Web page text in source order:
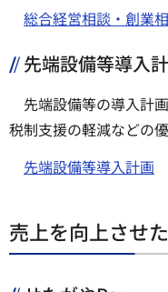
総合経営相談・創業
先端設備等導入
先端設備等の導入計
税制支援の軽減などの
先端設備等導入計画
売上を向上させ